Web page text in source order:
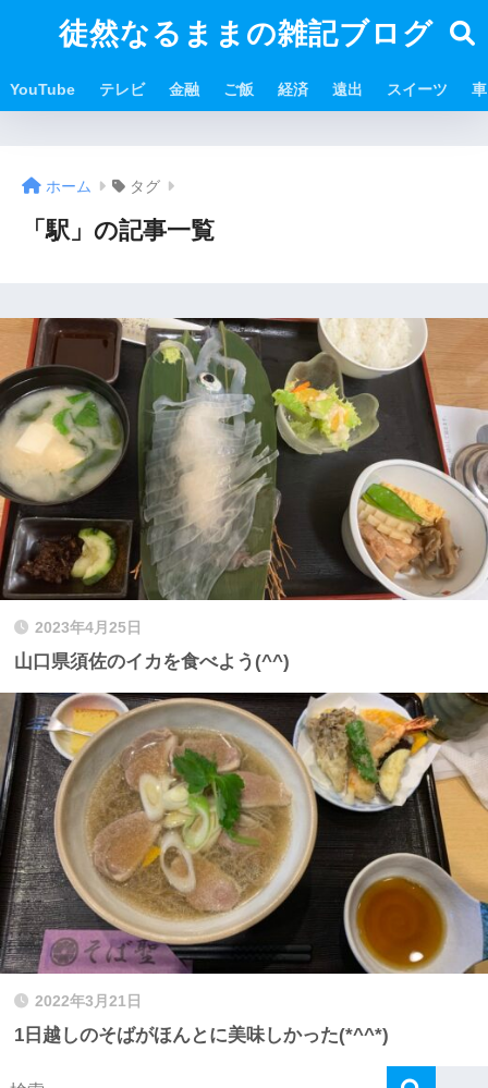
徒然なるままの雑記ブログ
YouTube テレビ 金融 ご飯 経済 遠出 スイーツ 車
ホーム タグ
「駅」の記事一覧
2023年4月25日
山口県須佐のイカを食べよう(^^)
2022年3月21日
1日越しのそばがほんとに美味しかった(*^^*)